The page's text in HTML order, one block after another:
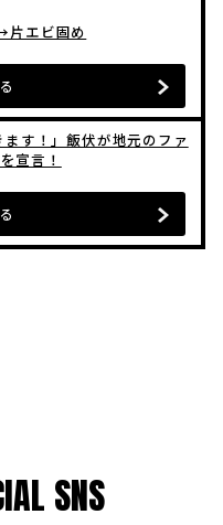
片エビ固め
ます！」飯伏が地元のファ
宣言！
SNS